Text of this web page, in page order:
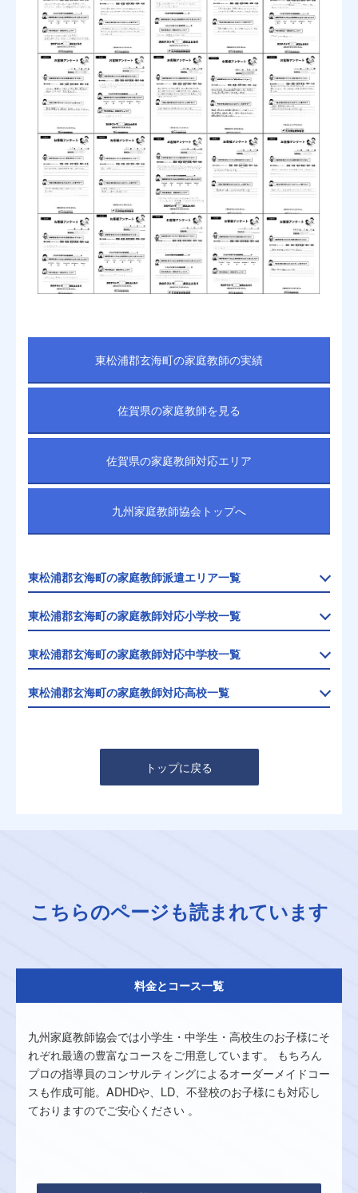
東松浦郡玄海町の家庭教師の実績
佐賀県の家庭教師を見る
佐賀県の家庭教師対応エリア
九州家庭教師協会トップへ
東松浦郡玄海町の家庭教師派遣エリア一覧
東松浦郡玄海町の家庭教師対応小学校一覧
東松浦郡玄海町の家庭教師対応中学校一覧
東松浦郡玄海町の家庭教師対応高校一覧
トップに戻る
こちらのページも読まれています
料金とコース一覧
九州家庭教師協会では小学生・中学生・高校生のお子様にそ
れぞれ最適の豊富なコースをご用意しています。 もちろん
プロの指導員のコンサルティングによるオーダーメイドコー
スも作成可能。ADHDや、LD、不登校のお子様にも対応し
ておりますのでご安心ください 。